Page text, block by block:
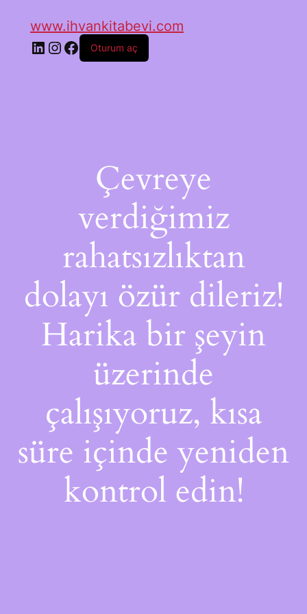
www.ihvankitabevi.com
Oturum aç
Çevreye
verdiğimiz
rahatsızlıktan
dolayı özür dileriz!
Harika bir şeyin
üzerinde
çalışıyoruz, kısa
süre içinde yeniden
kontrol edin!